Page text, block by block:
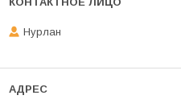
Нурлан